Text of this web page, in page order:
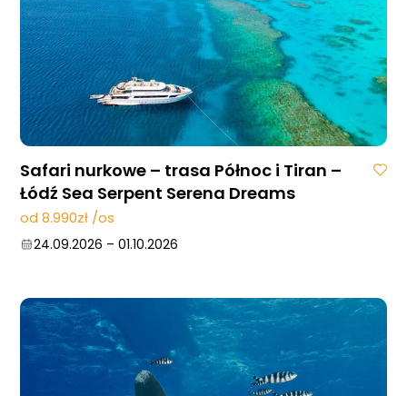
O nas
Wyprawy Nurkowe
Gdzie i kiedy nurkować
Galeria
Safari nurkowe – trasa Północ i Tiran –
Łódź Sea Serpent Serena Dreams
od 8.990zł /os
24.09.2026 – 01.10.2026